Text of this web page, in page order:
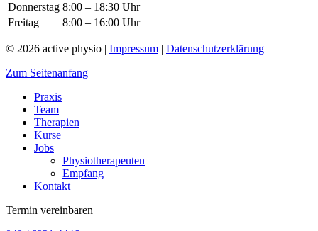
Donnerstag 8:00 – 18:30 Uhr
Freitag
8:00 – 16:00 Uhr
© 2026 active physio | Impressum | Datenschutzerklärung |
Zum Seitenanfang
Praxis
Team
Therapien
Kurse
Jobs
Physiotherapeuten
Empfang
Kontakt
Termin vereinbaren